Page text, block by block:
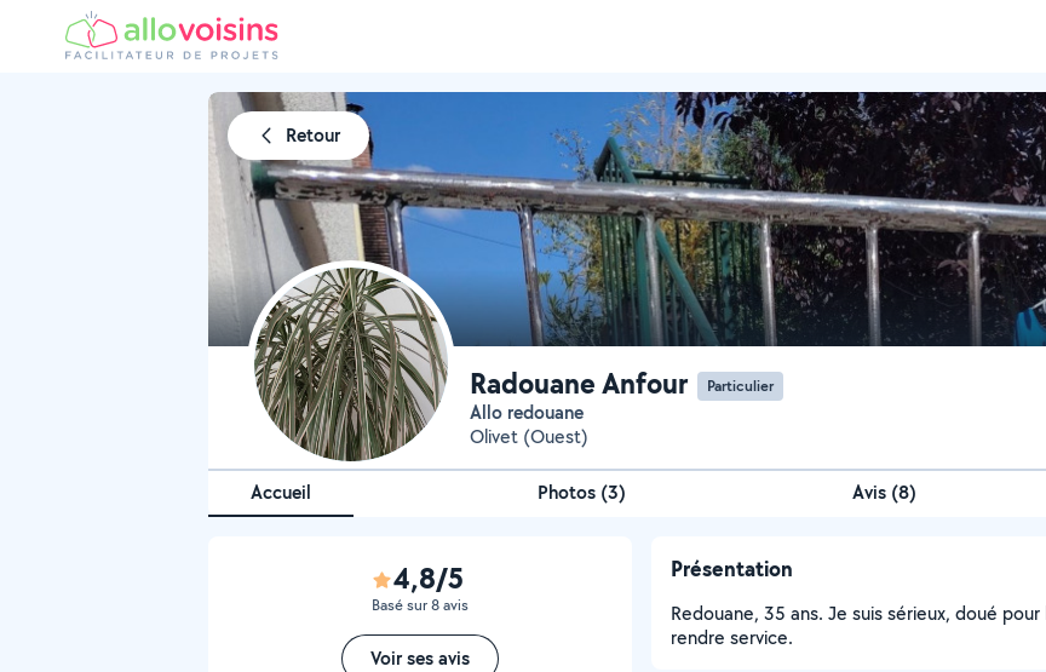
Retour
Radouane Anfour Particulier
Allo redouane
Olivet (Ouest)
Accueil Photos (3) Avis (8)
4,8/5
Basé sur 8 avis
Voir ses avis
Présentation
Redouane, 35 ans. Je suis sérieux, doué
rendre service.